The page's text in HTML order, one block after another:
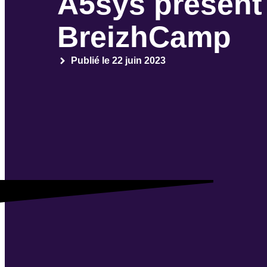
BreizhCamp
Publié le 22 juin 2023